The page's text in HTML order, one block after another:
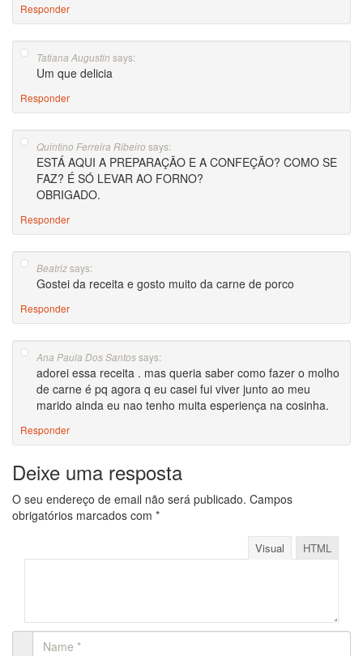
Responder
Tatiana Augustin says:
Um que delicia
Responder
Quintino Ferreira Ribeiro says:
ESTÁ AQUI A PREPARAÇÃO E A CONFEÇÃO? COMO SE
FAZ? É SÓ LEVAR AO FORNO?
OBRIGADO.
Responder
Beatrizsays:
Gostei da receita e gosto muito da carne de porco
Responder
Ana Paula Dos Santossays:
adorei essa receita . mas queria saber como fazer o molho
de carne é pq agora q eu casei fui viver junto ao meu
marido ainda eu nao tenho muita esperiença na cosinha.
Responder
Deixe uma resposta
O seu endereço de email não será publicado. Campos
obrigatórios marcados com *
Visual HTML